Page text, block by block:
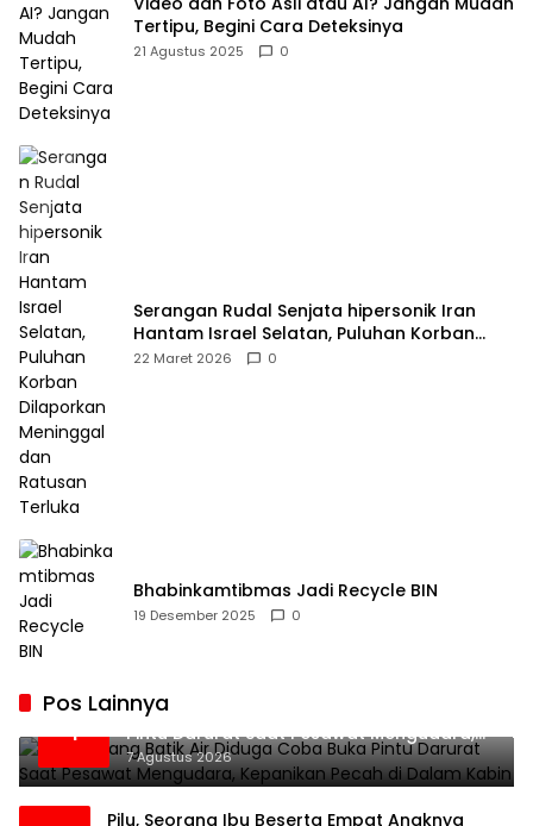
Tertipu, Begini Cara Deteksinya
21 Agustus 2025 0
Serangan Rudal Senjata hipersonik Iran
Hantam Israel Selatan, Puluhan Korban
Dilaporkan Meninggal dan Ratusan Terluka
22 Maret 2026 0
Bhabinkamtibmas Jadi Recycle BIN
19 Desember 2025 0
Pos Lainnya
1
Penumpang Batik Air Diduga Coba Buka
Pintu Darurat Saat Pesawat Mengudara,
Kepanikan Pecah di Dalam Kabin
7 Agustus 2026
Pilu, Seorang Ibu Beserta Empat Anaknya